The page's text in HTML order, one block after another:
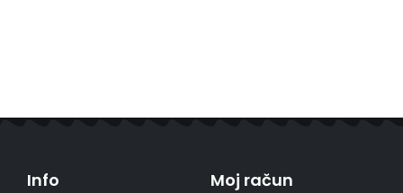
Info Moj račun